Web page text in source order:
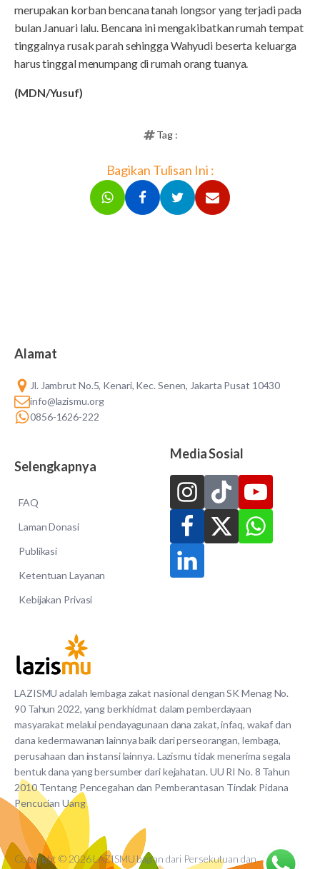
merupakan korban bencana tanah longsor yang terjadi pada
bulan Januari lalu. Bencana ini mengakibatkan rumah tempat
tinggalnya rusak parah sehingga Wahyudi beserta keluarga
harus tinggal menumpang di rumah orang tuanya.
(MDN/Yusuf)
Tag :
Bagikan Tulisan Ini :
LAZISMU adalah lembaga zakat nasional dengan SK Menag No.
90 Tahun 2022, yang berkhidmat dalam pemberdayaan
masyarakat melalui pendayagunaan dana zakat, infaq, wakaf dan
dana kedermawanan lainnya baik dari perseorangan, lembaga,
perusahaan dan instansi lainnya. Lazismu tidak menerima segala
bentuk dana yang bersumber dari kejahatan. UU RI No. 8 Tahun
2010 Tentang Pencegahan dan Pemberantasan Tindak Pidana
Pencucian Uang
Alamat
Jl. Jambrut No.5, Kenari, Kec. Senen, Jakarta Pusat 10430
info@lazismu.org
0856-1626-222
Selengkapnya
FAQ
Laman Donasi
Publikasi
Ketentuan Layanan
Kebijakan Privasi
Media Sosial
Copyright © 2026 LAZISMU bagian dari Persekutuan dan